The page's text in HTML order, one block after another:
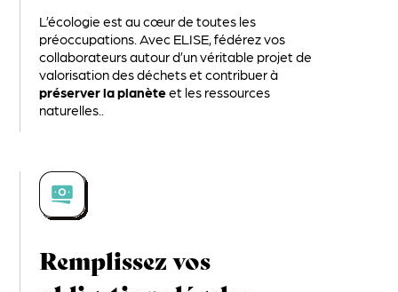
L’écologie est au cœur de toutes les
préoccupations. Avec ELISE, fédérez vos
collaborateurs autour d’un véritable projet de
valorisation des déchets et contribuer à
préserver la planèteet les ressources
naturelles..
Remplissez vos